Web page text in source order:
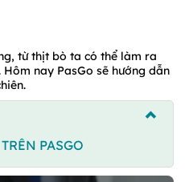
từ thịt bò ta có thể làm ra
nay PasGo sẽ hướng dẫn
PASGO